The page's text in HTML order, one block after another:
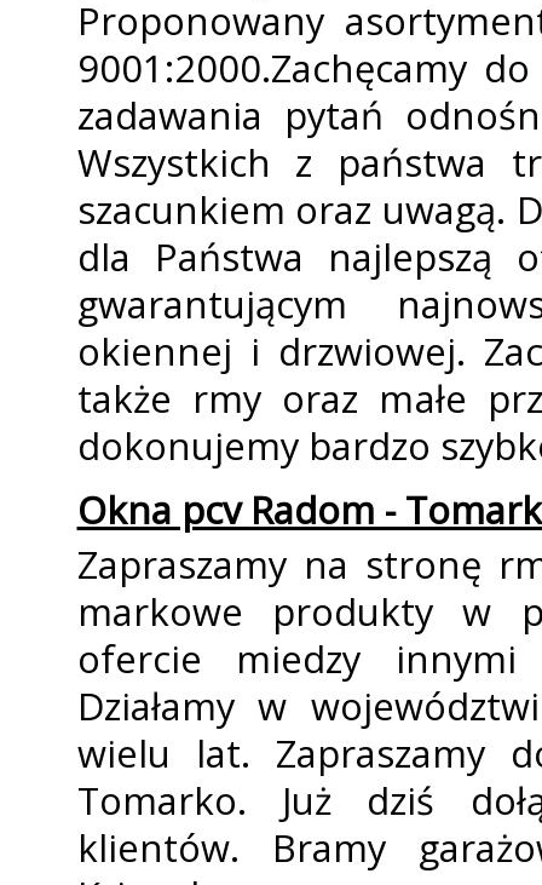
Proponowany
9001:2000.Zachęcamy
zadawania pytań
Wszystkich z państwa
szacunkiem oraz uwagą.
dla Państwa najlepszą
gwarantującym
okiennej i drzwiowej.
także firmy oraz małe
dokonujemy bardzo
Okna pcv Radom -
Zapraszamy na stronę
markowe produkty w
ofercie miedzy innymi
Działamy w
wielu lat. Zapraszamy
Tomarko. Już dziś
klientów. Bramy